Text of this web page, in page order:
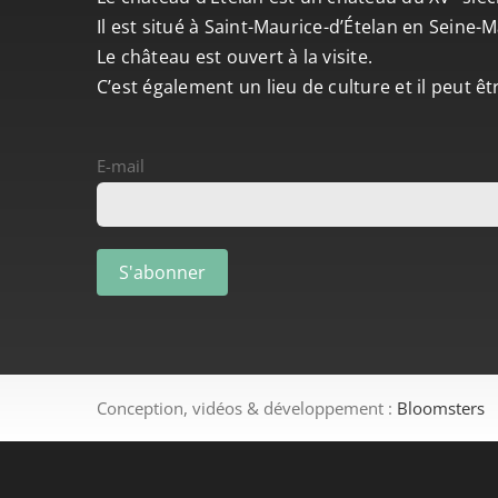
Il est situé à Saint-Maurice-d’Ételan en Seine-
Le château est ouvert à la visite.
C’est également un lieu de culture et il peut
E-mail
Conception, vidéos & développement : Bloomsters